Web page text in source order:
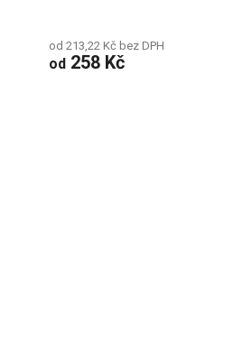
od 213,22 Kč bez DPH
od 258 Kč